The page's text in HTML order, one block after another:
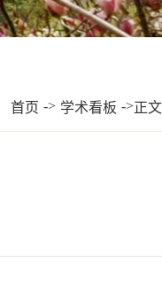
首页 -> 学术看板 ->正文